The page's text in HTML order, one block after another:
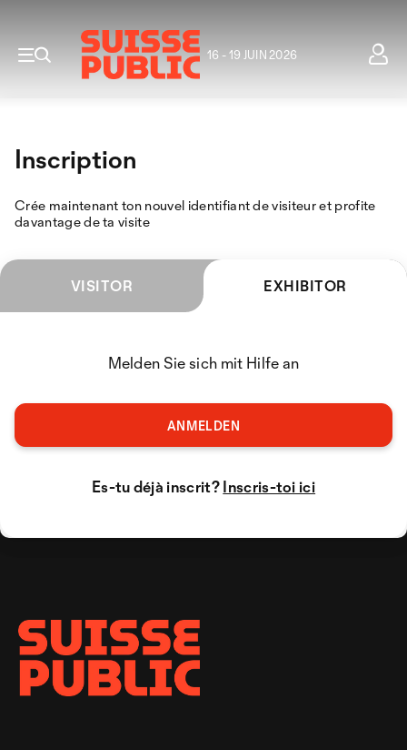
16 - 19 JUIN 2026
Inscription
Crée maintenant ton nouvel identifiant de visiteur et profite
davantage de ta visite
VISITOR EXHIBITOR
Melden Sie sich mit Hilfe an
ANMELDEN
Es-tu déjà inscrit?Inscris-toi ici